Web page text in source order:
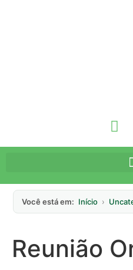
Você está em: Início ›
Reunião